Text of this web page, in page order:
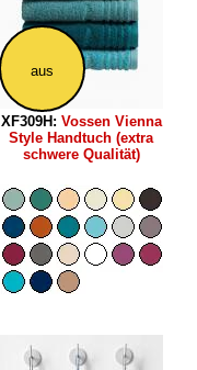
aus
XF309H: Vossen Vienna
Style Handtuch (extra
schwere Qualität)